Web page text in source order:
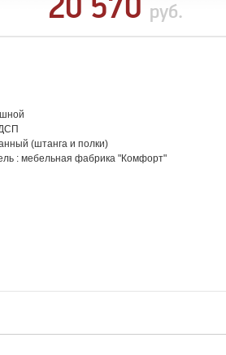
руб.
(штанга и полки)
: мебельная фабрика "Комфорт"